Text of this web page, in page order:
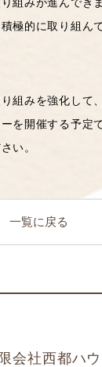
極的に取り組ん
組みを強化して
を開催する予定
い。
一覧に戻る
会社西都ハ